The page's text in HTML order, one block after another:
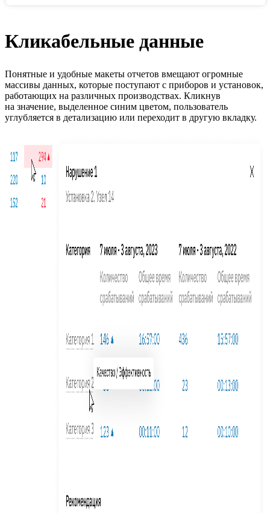
Кликабельные данные
Понятные и удобные макеты отчетов вмещают огромные
массивы данных, которые поступают с приборов и установок,
работающих на различных производствах. Кликнув
на значение, выделенное синим цветом, пользователь
углубляется в детализацию или переходит в другую вкладку.